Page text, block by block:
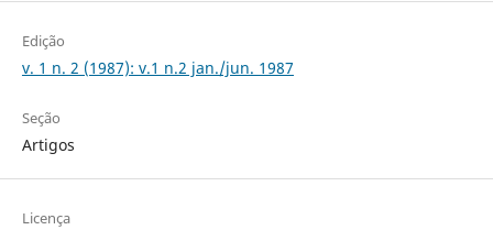
Edição
v. 1 n. 2 (1987): v.1 n.2 jan./jun. 1987
Seção
Artigos
Licença